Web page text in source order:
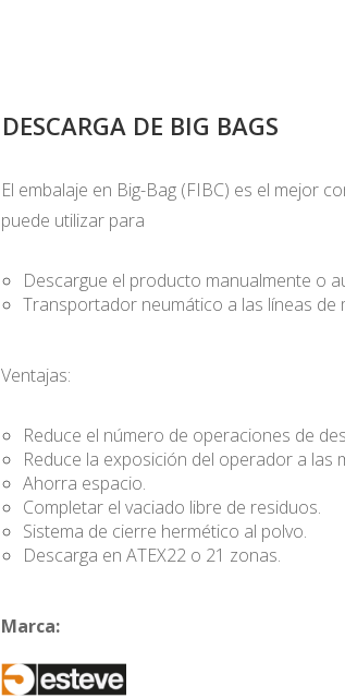
DESCARGA DE BIG BAGS
El embalaje en Big-Bag (FIBC) es el mejor
puede utilizar para
Descargue el producto manualmente o
Transportador neumático a las líneas de
Ventajas:
Reduce el número de operaciones de
Reduce la exposición del operador a las
Ahorra espacio.
Completar el vaciado libre de residuos.
Sistema de cierre hermético al polvo.
Descarga en ATEX22 o 21 zonas.
Marca: